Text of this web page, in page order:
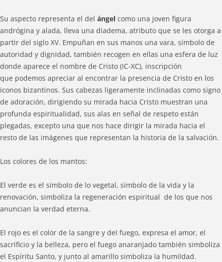
Su aspecto representa el del ángel como una joven figura
andrógina y alada, lleva una diadema, atributo que se les otorga a
partir del siglo XV. Empuñan en sus manos una vara, símbolo de
autoridad y dignidad, también recogen en ellas una esfera de luz
donde aparece el nombre de Cristo (IC-XC), inscripción
que podemos apreciar al encontrar la presencia de Cristo en los
iconos bizantinos. Sus cabezas ligeramente inclinadas como signo
de adoración, dirigiendo su mirada hacia Cristo muestran una
profunda espiritualidad, sus alas en señal de respeto están
plegadas, excepto una que nos hace dirigir la mirada hacia el
resto de las imágenes que representan la historia de la salvación.
Los colores de los mantos:
El verde es el símbolo de lo vegetal, símbolo de la vida y la
renovación, simboliza la regeneración espiritual de los que nos
anuncian la verdad eterna.
El rojo es el color de la sangre y del fuego, expresa el amor, el
sacrificio y la belleza, pero el fuego anaranjado también simboliza
el Espíritu Santo, y junto al amarillo simboliza la humildad.